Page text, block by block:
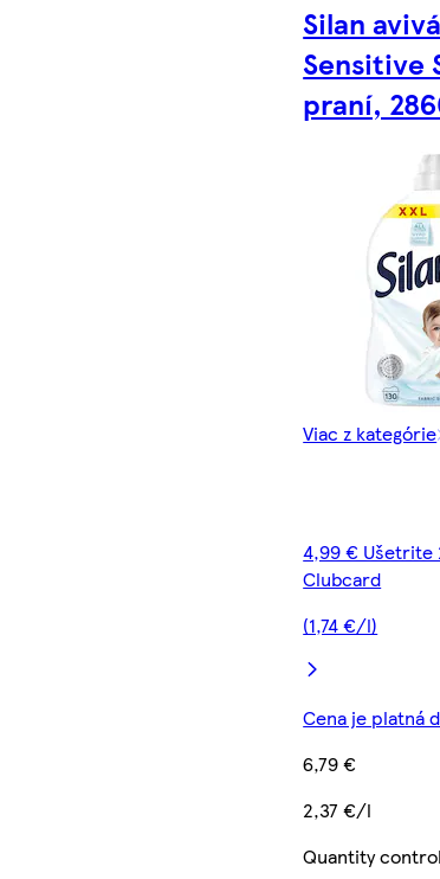
Silan
Sensitive
praní,
Viac z kategórie
4,99 € Ušetrite
Clubcard
(1,74 €/l)
Cena je platná
6,79 €
2,37 €/l
Quantity